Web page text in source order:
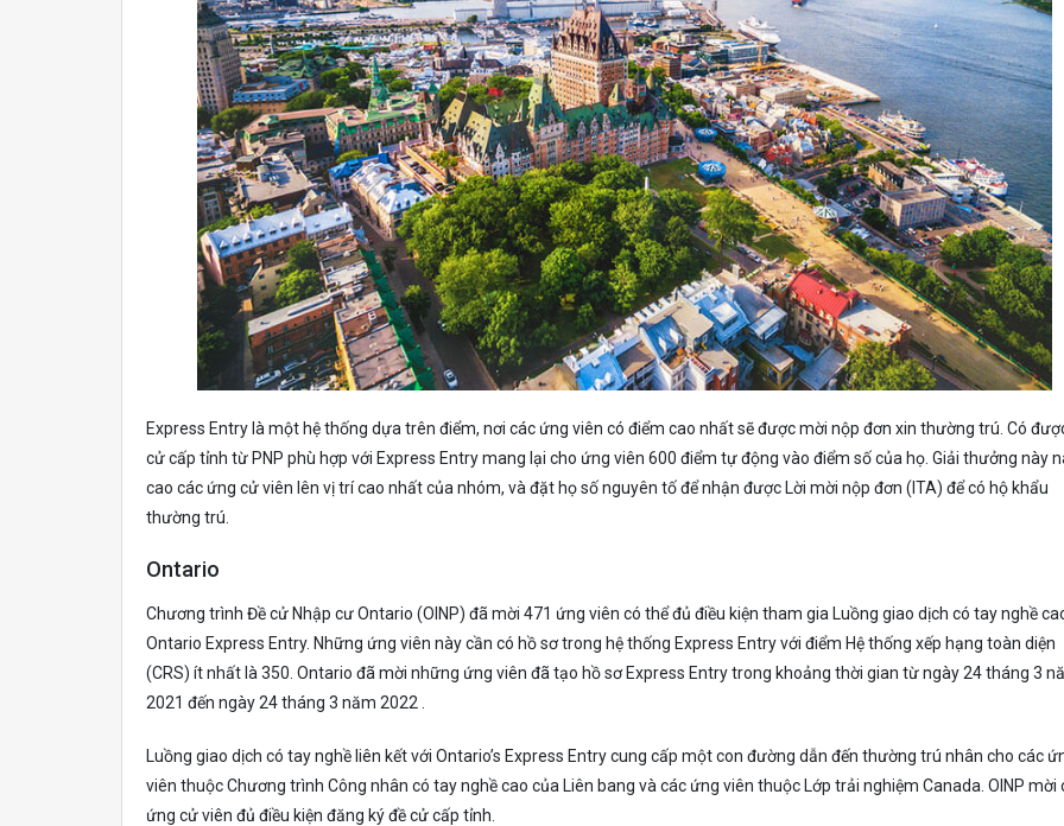
Express Entry là một hệ thống dựa trên điểm, nơi các ứng viên có điểm cao nhất sẽ được mời nộp đơn xin thường trú. Có
cử cấp tỉnh từ PNP phù hợp với Express Entry mang lại cho ứng viên 600 điểm tự động vào điểm số của họ. Giải thưởng này
cao các ứng cử viên lên vị trí cao nhất của nhóm, và đặt họ số nguyên tố để nhận được Lời mời nộp đơn (ITA) để có hộ khẩu
thường trú.
Ontario
Chương trình Đề cử Nhập cư Ontario (OINP) đã mời 471 ứng viên có thể đủ điều kiện tham gia Luồng giao dịch có tay nghề
Ontario Express Entry. Những ứng viên này cần có hồ sơ trong hệ thống Express Entry với điểm Hệ thống xếp hạng toàn diện
(CRS) ít nhất là 350. Ontario đã mời những ứng viên đã tạo hồ sơ Express Entry trong khoảng thời gian từ ngày 24 tháng 3
2021 đến ngày 24 tháng 3 năm 2022 .
Luồng giao dịch có tay nghề liên kết với Ontario’s Express Entry cung cấp một con đường dẫn đến thường trú nhân cho các
viên thuộc Chương trình Công nhân có tay nghề cao của Liên bang và các ứng viên thuộc Lớp trải nghiệm Canada. OINP mời
ứng cử viên đủ điều kiện đăng ký đề cử cấp tỉnh.